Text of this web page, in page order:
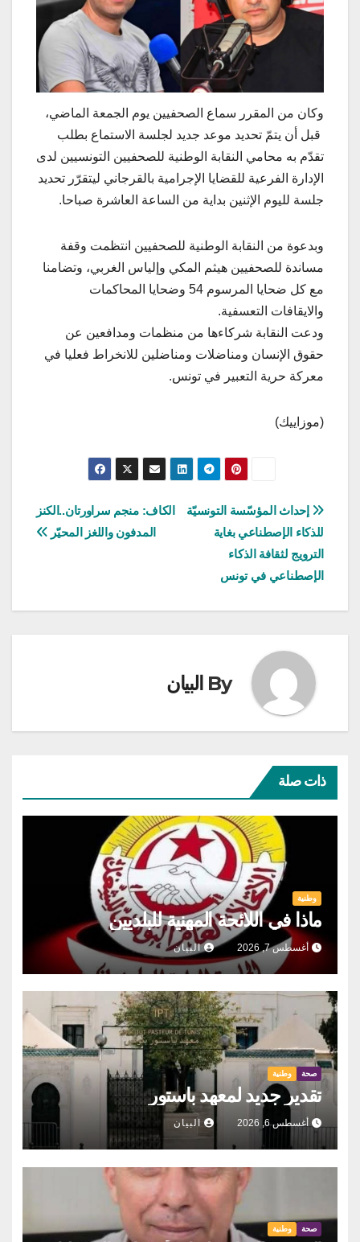
وكان من المقرر سماع الصحفيين يوم الجمعة الماضي،
قبل أن يتمّ تحديد موعد جديد لجلسة الاستماع بطلب
تقدّم به محامي النقابة الوطنية للصحفيين التونسيين لدى
الإدارة الفرعية للقضايا الإجرامية بالقرجاني ليتقرّر تحديد
جلسة لليوم الإثنين بداية من الساعة العاشرة صباحا.
وبدعوة من النقابة الوطنية للصحفيين انتظمت وقفة
مساندة للصحفيين هيثم المكي وإلياس الغربي، وتضامنا
مع كل ضحايا المرسوم 54 وضحايا المحاكمات
والايقافات التعسفية.
ودعت النقابة شركاءها من منظمات ومدافعين عن
حقوق الإنسان ومناضلات ومناضلين للانخراط فعليا في
معركة حرية التعبير في تونس.
(موزاييك)
تصفّح
المقالات
الكاف: منجم سراورتان..الكنز
المدفون واللغز المحيّر
إحداث المؤسّسة التونسيّة
للذكاء الإصطناعي بغاية
الترويج لثقافة الذكاء
الإصطناعي في تونس
By البيان
ذات صلة
وطنية
ماذا في اللائحة المهنية للبلديين
أغسطس 7, 2026 البيان
صحة وطنية
تقدير جديد لمعهد باستور
أغسطس 6, 2026 البيان
صحة وطنية